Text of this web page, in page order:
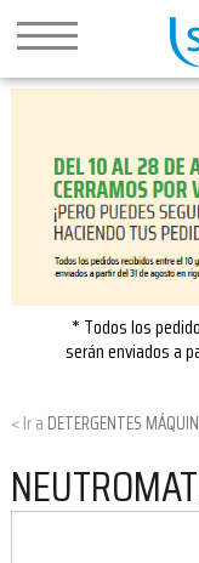
* Todos los
serán enviados a
DETERGENTES